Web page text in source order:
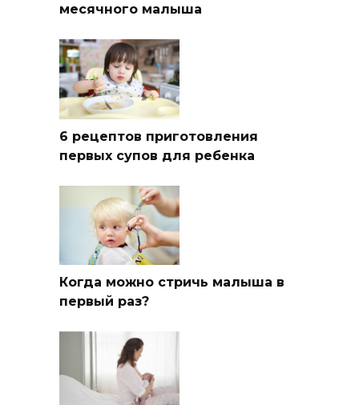
месячного малыша
6 рецептов приготовления
первых супов для ребенка
Когда можно стричь малыша в
первый раз?